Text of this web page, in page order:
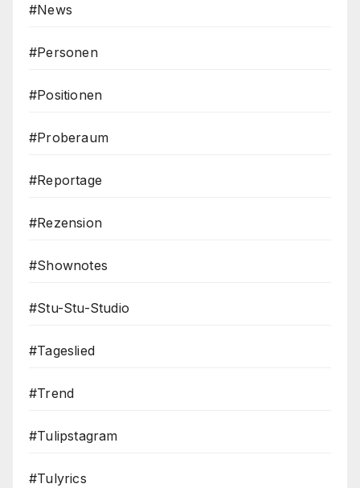
#News
#Personen
#Positionen
#Proberaum
#Reportage
#Rezension
#Shownotes
#Stu-Stu-Studio
#Tageslied
#Trend
#Tulipstagram
#Tulyrics